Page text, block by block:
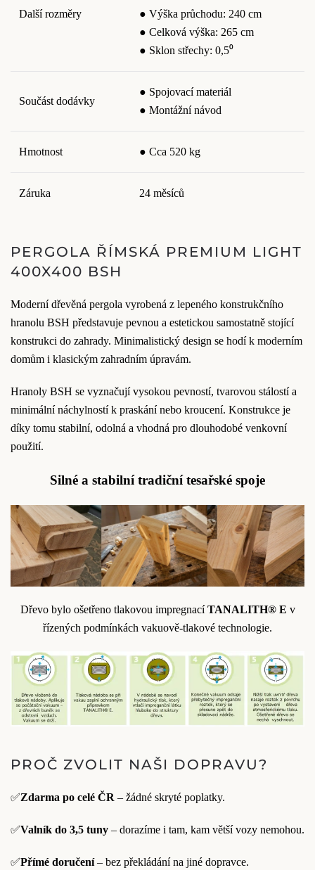
Další rozměry
● Výška průchodu: 240 cm
● Celková výška: 265 cm
● Sklon střechy: 0,5⁰
Součást dodávky
● Spojovací materiál
● Montážní návod
Hmotnost ● Cca 520 kg
Záruka 24 měsíců
PERGOLA ŘÍMSKÁ PREMIUM LIGHT
400X400 BSH
Moderní dřevěná pergola vyrobená z lepeného konstrukčního
hranolu BSH představuje pevnou a estetickou samostatně stojící
konstrukci do zahrady. Minimalistický design se hodí k moderním
domům i klasickým zahradním úpravám.
Hranoly BSH se vyznačují vysokou pevností, tvarovou stálostí a
minimální náchylností k praskání nebo kroucení. Konstrukce je
díky tomu stabilní, odolná a vhodná pro dlouhodobé venkovní
použití.
Silné a stabilní tradiční tesařské spoje
Dřevo bylo ošetřeno tlakovou impregnacíTANALITH® E v
řízených podmínkách vakuově-tlakové technologie.
PROČ ZVOLIT NAŠI DOPRAVU?
✅Zdarma po celé ČR – žádné skryté poplatky.
✅Valník do 3,5 tuny – dorazíme i tam, kam větší vozy nemohou.
✅Přímé doručení– bez překládání na jiné dopravce.